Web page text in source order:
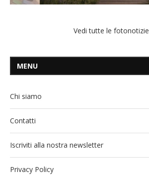
Vedi tutte le fotonotizie
MENU
Chi siamo
Contatti
Iscriviti alla nostra newsletter
Privacy Policy